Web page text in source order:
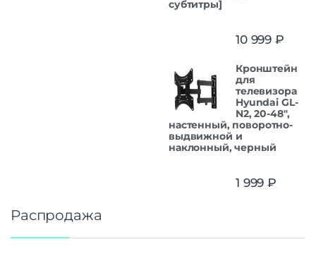
субтитры]
10 999 ₽
Кронштейн
для
телевизора
Hyundai GL-
N2, 20-48",
настенный, поворотно-
выдвижной и
наклонный, черный
1 999 ₽
Распродажа